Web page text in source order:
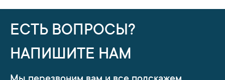
ЕСТЬ ВОПРОСЫ?
НАПИШИТЕ НАМ